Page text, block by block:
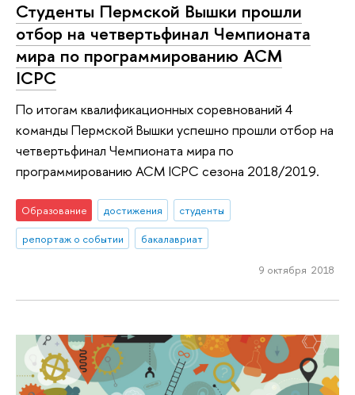
Студенты Пермской Вышки прошли
отбор на четвертьфинал Чемпионата
мира по программированию ACM
ICPC
По итогам квалификационных соревнований 4
команды Пермской Вышки успешно прошли отбор на
четвертьфинал Чемпионата мира по
программированию ACM ICPC сезона 2018/2019.
Образование достижения
студенты
репортаж о событии
бакалавриат
9 октября 2018